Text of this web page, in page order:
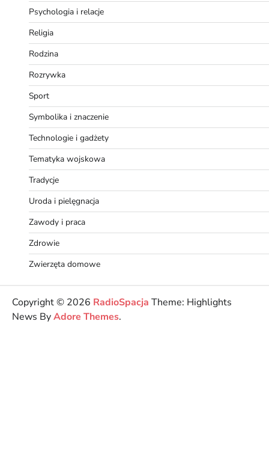
Psychologia i relacje
Religia
Rodzina
Rozrywka
Sport
Symbolika i znaczenie
Technologie i gadżety
Tematyka wojskowa
Tradycje
Uroda i pielęgnacja
Zawody i praca
Zdrowie
Zwierzęta domowe
Copyright © 2026 RadioSpacja Theme: Highlights
News ByAdore Themes.